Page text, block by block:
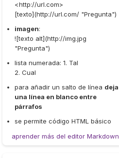
<http://url.com>
[texto](http://url.com/ "Pregunta")
imagen:
![texto alt](http://img.jpg
"Pregunta")
lista numerada: 1. Tal
2. Cual
para añadir un salto de línea deja
una línea en blanco entre
párrafos
se permite código HTML básico
aprender más del editor Markdown